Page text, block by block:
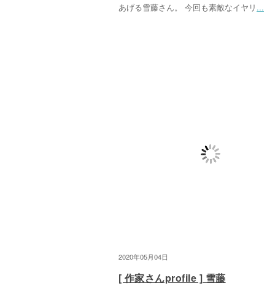
あげる雪藤さん。 今回も素敵なイヤリ ...
2020年05月04日
[ 作家さんprofile ] 雪藤